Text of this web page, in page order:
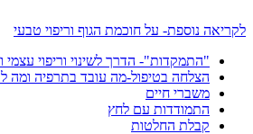
לקריאה נוספת- על חוכמת הגוף וריפוי טבעי
"התמקדות"- הדרך לשינוי וריפוי עצמי
הצלחה בטיפול-מה עובד בתרפיה ומה
משברי חיים
התמודדות עם לחץ
קבלת החלטות